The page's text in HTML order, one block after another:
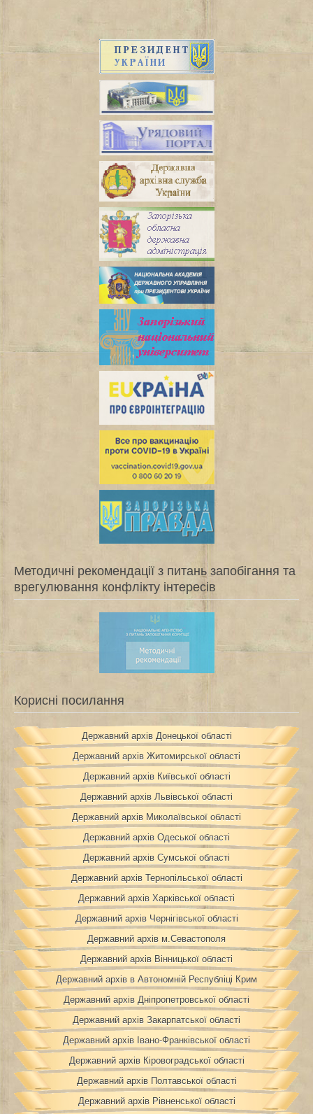
Методичні рекомендації з питань запобігання та
врегулювання конфлікту інтересів
Корисні посилання
Державний архів Донецької області
Державний архів Житомирської області
Державний архів Київської області
Державний архів Львівської області
Державний архів Миколаївської області
Державний архів Одеської області
Державний архів Сумської області
Державний архів Тернопільської області
Державний архів Харківської області
Державний архів Чернігівської області
Державний архів м.Севастополя
Державний архів Вінницької області
Державний архів в Автономній Республіці Крим
Державний архів Дніпропетровської області
Державний архів Закарпатської області
Державний архів Івано-Франківської області
Державний архів Кіровоградської області
Державний архів Полтавської області
Державний архів Рівненської області